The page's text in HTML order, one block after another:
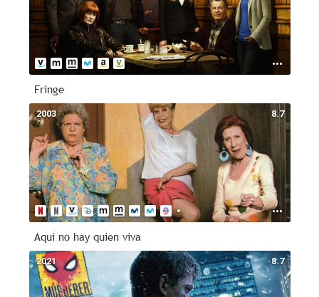
Fringe
8.7
2003
Aquí no hay quien viva
8.7
2021